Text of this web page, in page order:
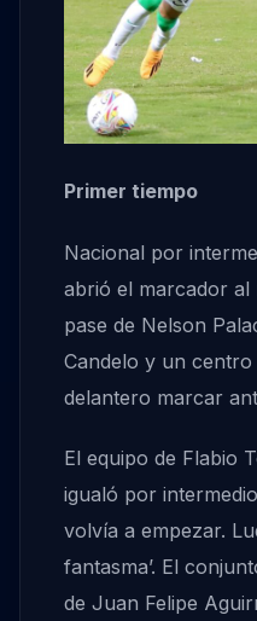
Primer tiempo
Nacional por
abrió el marcador al
pase de Nelson
Candelo y un
delantero marcar
El equipo de Flabio
igualó por
volvía a empezar.
fantasma’. El
de Juan Felipe